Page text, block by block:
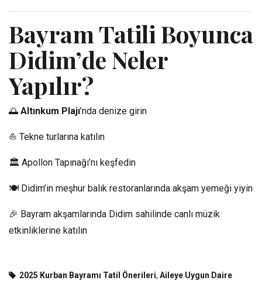
Bayram Tatili Boyunca
Didim’de Neler
Yapılır?
🌅 Altınkum Plajı’nda denize girin
⛵ Tekne turlarına katılın
🏛️ Apollon Tapınağı’nı keşfedin
🍽️ Didim’in meşhur balık restoranlarında akşam yemeği yiyin
🎉 Bayram akşamlarında Didim sahilinde canlı müzik
etkinliklerine katılın
2025 Kurban Bayramı Tatil Önerileri, Aileye Uygun Daire